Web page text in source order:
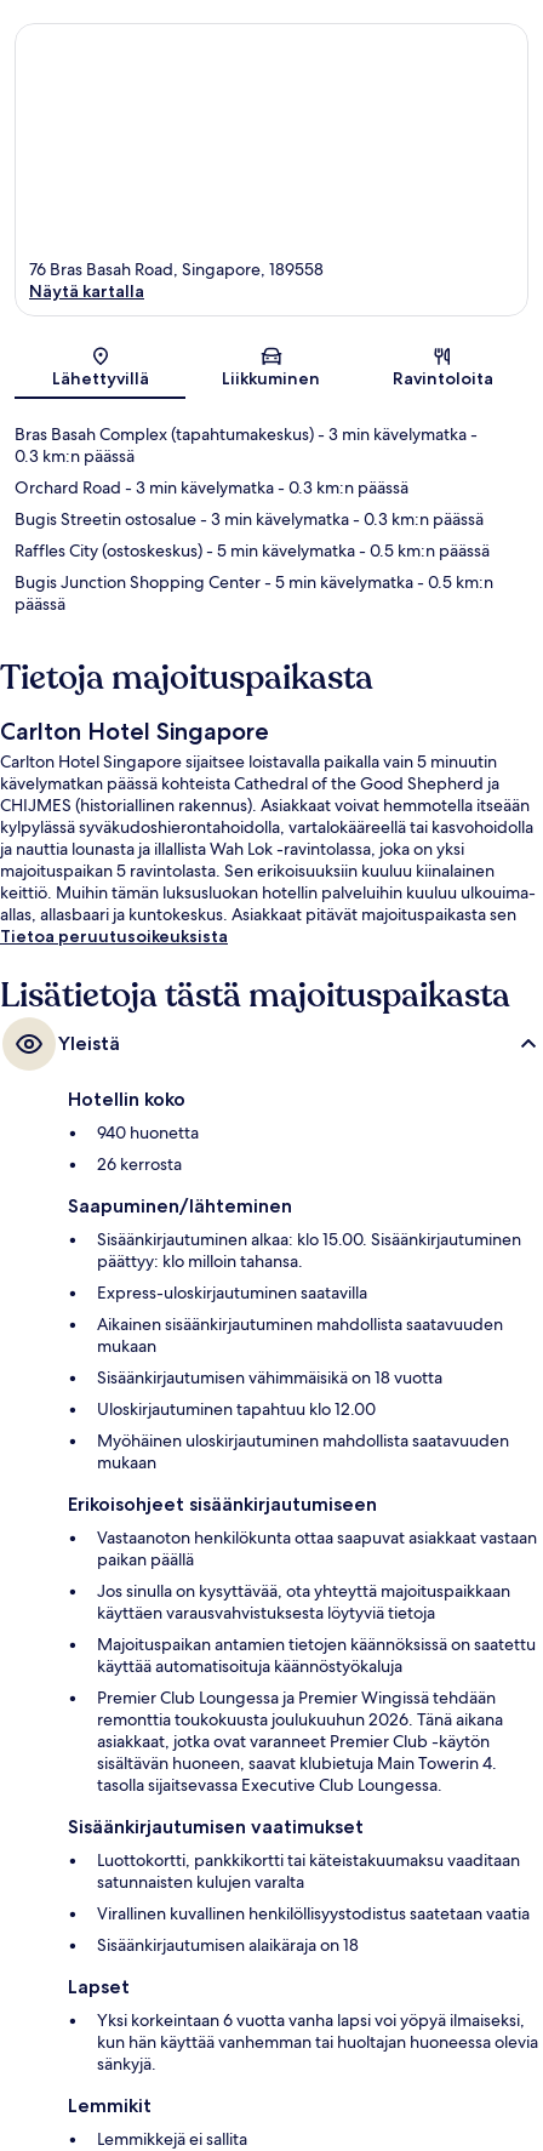
Kartta
76 Bras Basah Road, Singapore, 189558
Näytä kartalla
Lähettyvillä Liikkuminen Ravintoloita
Bras Basah Complex (tapahtumakeskus)- 3 min kävelymatka-
0.3 km:n päässä
Orchard Road - 3 min kävelymatka- 0.3 km:n päässä
Bugis Streetin ostosalue- 3 min kävelymatka- 0.3 km:n päässä
Raffles City (ostoskeskus)- 5 min kävelymatka- 0.5 km:n päässä
Bugis Junction Shopping Center- 5 min kävelymatka- 0.5 km:n
päässä
Tietoja majoituspaikasta
Carlton Hotel Singapore
Carlton Hotel Singapore sijaitsee loistavalla paikalla vain 5 minuutin
kävelymatkan päässä kohteista Cathedral of the Good Shepherd ja
CHIJMES (historiallinen rakennus). Asiakkaat voivat hemmotella itseään
kylpylässä syväkudoshierontahoidolla, vartalokääreellä tai kasvohoidolla
ja nauttia lounasta ja illallista Wah Lok -ravintolassa, joka on yksi
majoituspaikan 5 ravintolasta. Sen erikoisuuksiin kuuluu kiinalainen
keittiö. Muihin tämän luksusluokan hotellin palveluihin kuuluu ulkouima-
allas, allasbaari ja kuntokeskus. Asiakkaat pitävät majoituspaikasta sen
keskeisen sijainnin ja lähialueen nähtävyyksien vuoksi ja siksi, että se
3 minuutin ja Esplanaden asema 5 minuutin kävelymatkan päässä.
Tietoa peruutusoikeuksista
Lisätietoja tästä majoituspaikasta
Yleistä
Hotellin koko
940 huonetta
26 kerrosta
Saapuminen/lähteminen
Sisäänkirjautuminen alkaa: klo 15.00. Sisäänkirjautuminen
päättyy: klo milloin tahansa.
Express-uloskirjautuminen saatavilla
Aikainen sisäänkirjautuminen mahdollista saatavuuden
mukaan
Sisäänkirjautumisen vähimmäisikä on 18 vuotta
Uloskirjautuminen tapahtuu klo 12.00
Myöhäinen uloskirjautuminen mahdollista saatavuuden
mukaan
Erikoisohjeet sisäänkirjautumiseen
Vastaanoton henkilökunta ottaa saapuvat asiakkaat vastaan
paikan päällä
Jos sinulla on kysyttävää, ota yhteyttä majoituspaikkaan
käyttäen varausvahvistuksesta löytyviä tietoja
Majoituspaikan antamien tietojen käännöksissä on saatettu
käyttää automatisoituja käännöstyökaluja
Premier Club Loungessa ja Premier Wingissä tehdään
remonttia toukokuusta joulukuuhun 2026. Tänä aikana
asiakkaat, jotka ovat varanneet Premier Club -käytön
sisältävän huoneen, saavat klubietuja Main Towerin 4.
tasolla sijaitsevassa Executive Club Loungessa.
Sisäänkirjautumisen vaatimukset
Luottokortti, pankkikortti tai käteistakuumaksu vaaditaan
satunnaisten kulujen varalta
Virallinen kuvallinen henkilöllisyystodistus saatetaan vaatia
Sisäänkirjautumisen alaikäraja on 18
Lapset
Yksi korkeintaan 6 vuotta vanha lapsi voi yöpyä ilmaiseksi,
kun hän käyttää vanhemman tai huoltajan huoneessa olevia
sänkyjä.
Lemmikit
Lemmikkejä ei sallita